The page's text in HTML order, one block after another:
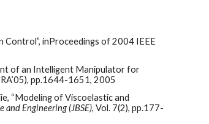
Control”, inProceedings of 2004 IEEE
of an Intelligent Manipulator for
pp.1644-1651, 2005
“Modeling of Viscoelastic and
and Engineering (JBSE), Vol. 7(2), pp.177-